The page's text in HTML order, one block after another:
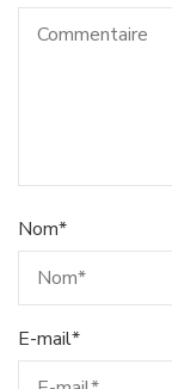
Nom*
E-mail*